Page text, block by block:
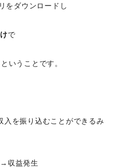
をダウンロードし
で
ということです。
入を振り込むことができるみ
収益発生